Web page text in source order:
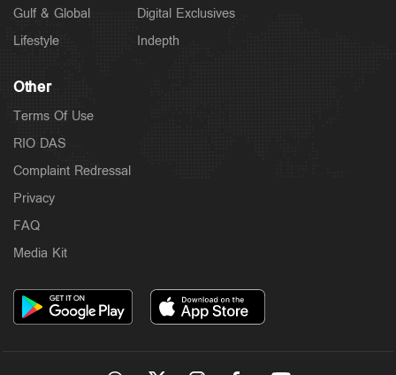
Latest
ഇ.ഡി. ഉദ്യോഗസ്ഥരെ ആക്രമിച്ച കേസ്;
4 hours ago
Gulf & Global
Lifestyle
Digital Exclusives
Indepth
Other
Terms Of Use
RIO DAS
Complaint Redressal
Privacy
FAQ
Media Kit